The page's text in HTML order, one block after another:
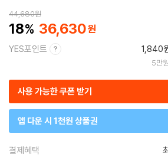
44,680원
18 36,630
YES포인트 1,840
5만
사용 가능한 쿠폰 받기
앱 다운 시 1천원 상품권
결제혜택